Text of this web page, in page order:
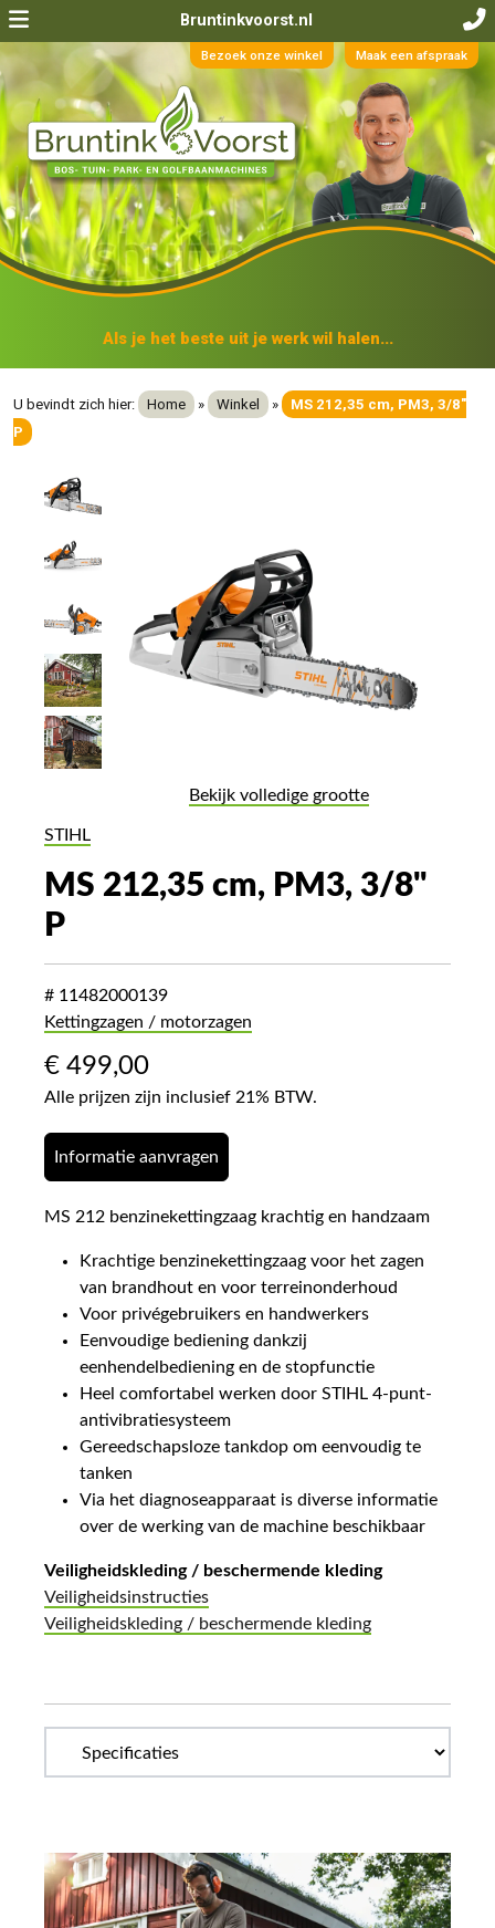
Bruntinkvoorst.nl
Bezoek onze winkel Maak een afspraak
Als je het beste uit je werk wil halen...
U bevindt zich hier: Home » Winkel »
MS 212,35 cm, PM3, 3/8"
P
Bekijk volledige grootte
STIHL
MS 212,35 cm, PM3, 3/8"
P
# 11482000139
Kettingzagen / motorzagen
€ 499,00
Alle prijzen zijn inclusief 21% BTW.
Informatie aanvragen
MS 212 benzinekettingzaag krachtig en handzaam
Krachtige benzinekettingzaag voor het zagen
van brandhout en voor terreinonderhoud
Voor privégebruikers en handwerkers
Eenvoudige bediening dankzij
eenhendelbediening en de stopfunctie
Heel comfortabel werken door STIHL 4-punt-
antivibratiesysteem
Gereedschapsloze tankdop om eenvoudig te
tanken
Via het diagnoseapparaat is diverse informatie
over de werking van de machine beschikbaar
Veiligheidskleding / beschermende kleding
Veiligheidsinstructies
Veiligheidskleding / beschermende kleding